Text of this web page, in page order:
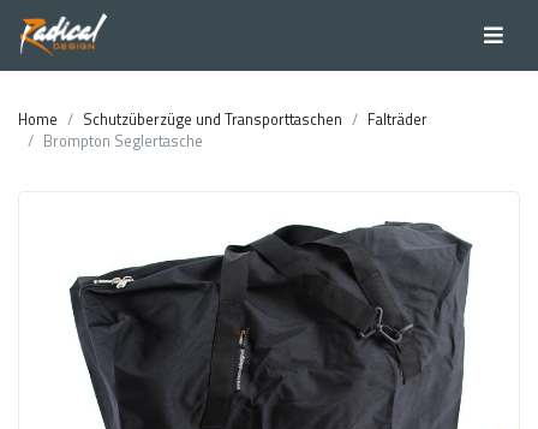
Home Schutzüberzüge und Transporttaschen
Falträder
Brompton Seglertasche